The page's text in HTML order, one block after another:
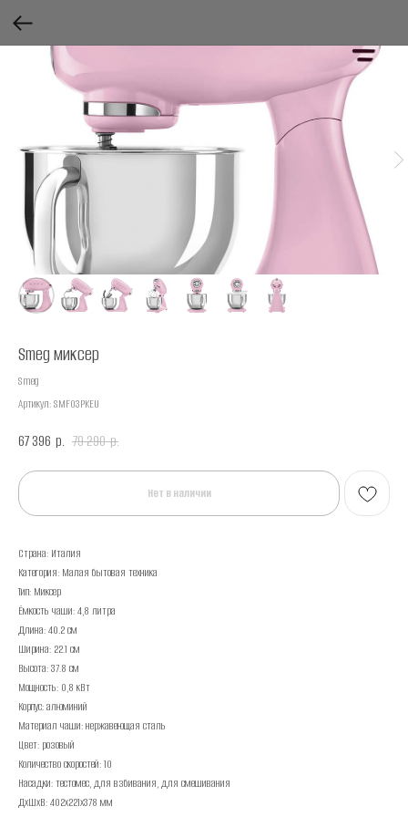
Smeg миксер
Smeg
Артикул:SMF03PKEU
67 396 р. 79 290 р.
Нет в наличии
Страна: Италия
Категория: Малая бытовая техника
Тип: Миксер
Ёмкость чаши: 4,8 литра
Длина: 40.2 см
Ширина: 22.1 см
Высота: 37.8 см
Мощность: 0,8 кВт
Корпус: алюминий
Материал чаши: нержавеющая сталь
Цвет: розовый
Количество скоростей: 10
Насадки: тестомес, для взбивания, для смешивания
ДxШxВ: 402x221x378 мм